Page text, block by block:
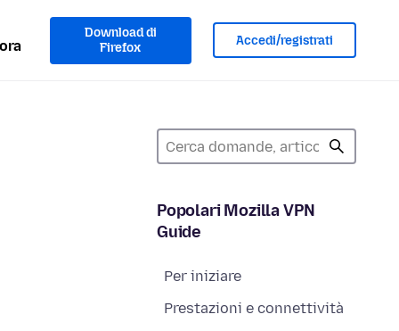
Download di
Firefox
Accedi/registrati
Popolari Mozilla VPN
Guide
Per iniziare
Prestazioni e connettività